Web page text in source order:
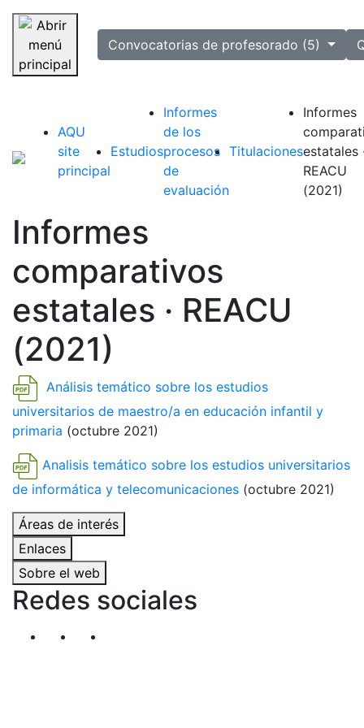
Saltar navegación
selectedConvocatorias de profesorado (5)
AQU
site
principal
Estudios
Informes
de los
procesos
de
evaluación
Titulaciones
Informes
estatales
REACU
(2021)
Informes
comparativos
estatales · REACU
(2021)
Análisis temático sobre los estudios
universitarios de maestro/a en educación infantil y
primaria (octubre 2021)
Analisis temático sobre los estudios universitarios
de informática y telecomunicaciones (octubre 2021)
Áreas de interés
Enlaces
Sobre el web
Redes sociales
Segueix-nos al nostre canal de Twitter